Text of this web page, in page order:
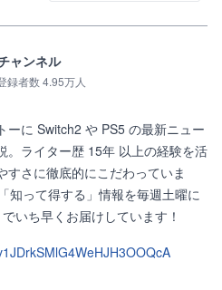
ャンネル
録者数 4.95万人
ーに Switch2 や PS5 の最新ニュー
。ライター歴 15年 以上の経験を活
さに徹底的にこだわっていま
知って得する」情報を毎週土曜に
いち早くお届けしています！